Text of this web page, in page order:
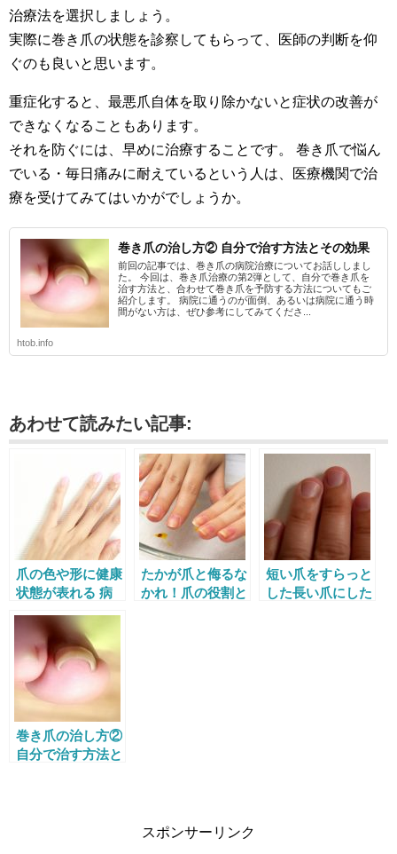
治療法を選択しましょう。
実際に巻き爪の状態を診察してもらって、医師の判断を仰
ぐのも良いと思います。
重症化すると、最悪爪自体を取り除かないと症状の改善が
できなくなることもあります。
それを防ぐには、早めに治療することです。 巻き爪で悩ん
でいる・毎日痛みに耐えているという人は、医療機関で治
療を受けてみてはいかがでしょうか。
巻き爪の治し方② 自分で治す方法とその効果
前回の記事では、巻き爪の病院治療についてお話ししまし
た。 今回は、巻き爪治療の第2弾として、自分で巻き爪を
治す方法と、合わせて巻き爪を予防する方法についてもご
紹介します。 病院に通うのが面倒、あるいは病院に通う時
間がない方は、ぜひ参考にしてみてくださ...
htob.info
あわせて読みたい記事:
爪の色や形に健康
状態が表れる 病
逃すな！
たかが爪と侮るな
かれ！爪の役割と
短い爪をすらっと
した長い爪にした
巻き爪の治し方②
自分で治す方法と
スポンサーリンク